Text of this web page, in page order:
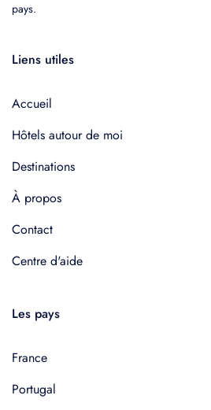
pays.
Liens utiles
Accueil
Hôtels autour de moi
Destinations
À propos
Contact
Centre d'aide
Les pays
France
Portugal